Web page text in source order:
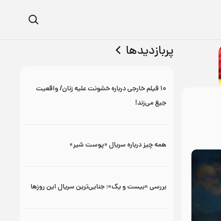
پربازدیدها
۱۰ فیلم خارجی درباره خشونت علیه زنان/ واقعیت
جیغ می‌زند!
همه چیز درباره سریال «پوست شیر»
بررسی «بیست و یک»؛ جنایی‌ترین سریال این روزها